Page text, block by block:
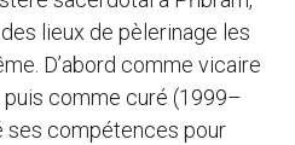
lieux de pèlerinage les
D’abord comme vicaire
comme curé (1999–
ses compétences pour